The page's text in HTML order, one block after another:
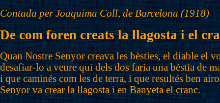
Contada per Joaquima Coll, de Barcelona (1918)
De com foren creats la llagosta i el
Quan Nostre Senyor creava les bèsties, el diable el
desafiar-lo a veure qui dels dos faria una bèstia de
i que caminés com les de terra, i que resultés ben
Senyor va crear la llagosta i en Banyeta el cranc.